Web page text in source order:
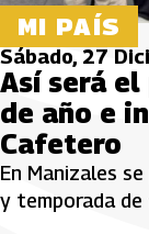
MI PAÍS
Sábado, 27
Así será
de año e
Cafetero
En Manizales
y temporada de